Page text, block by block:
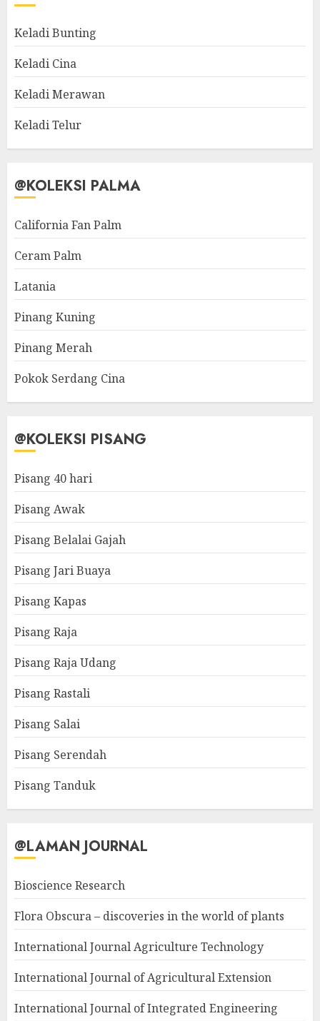
Keladi Bunting
Keladi Cina
Keladi Merawan
Keladi Telur
@KOLEKSI PALMA
California Fan Palm
Ceram Palm
Latania
Pinang Kuning
Pinang Merah
Pokok Serdang Cina
@KOLEKSI PISANG
Pisang 40 hari
Pisang Awak
Pisang Belalai Gajah
Pisang Jari Buaya
Pisang Kapas
Pisang Raja
Pisang Raja Udang
Pisang Rastali
Pisang Salai
Pisang Serendah
Pisang Tanduk
@LAMAN JOURNAL
Bioscience Research
Flora Obscura – discoveries in the world of plants
International Journal Agriculture Technology
International Journal of Agricultural Extension
International Journal of Integrated Engineering